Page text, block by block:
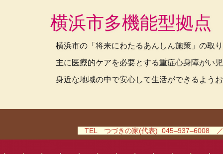
横浜市多機能型拠
横浜市の「将来にわたるあんしん施策」の取
主に医療的ケアを必要とする重症心身障がい
身近な地域の中で安心して生活ができるよう
TEL つづきの家(代表) 045–937–6008